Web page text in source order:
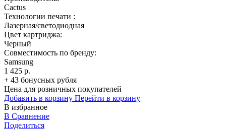
Cactus
Технологии печати :
Лазерная/светодиодная
Цвет картриджа:
Черный
Совместимость по бренду:
Samsung
1 425 р.
+ 43 бонусных рубля
Цена для розничных покупателей
Добавить в корзину Перейти в корзину
В избранное
В Сравнение
Поделиться